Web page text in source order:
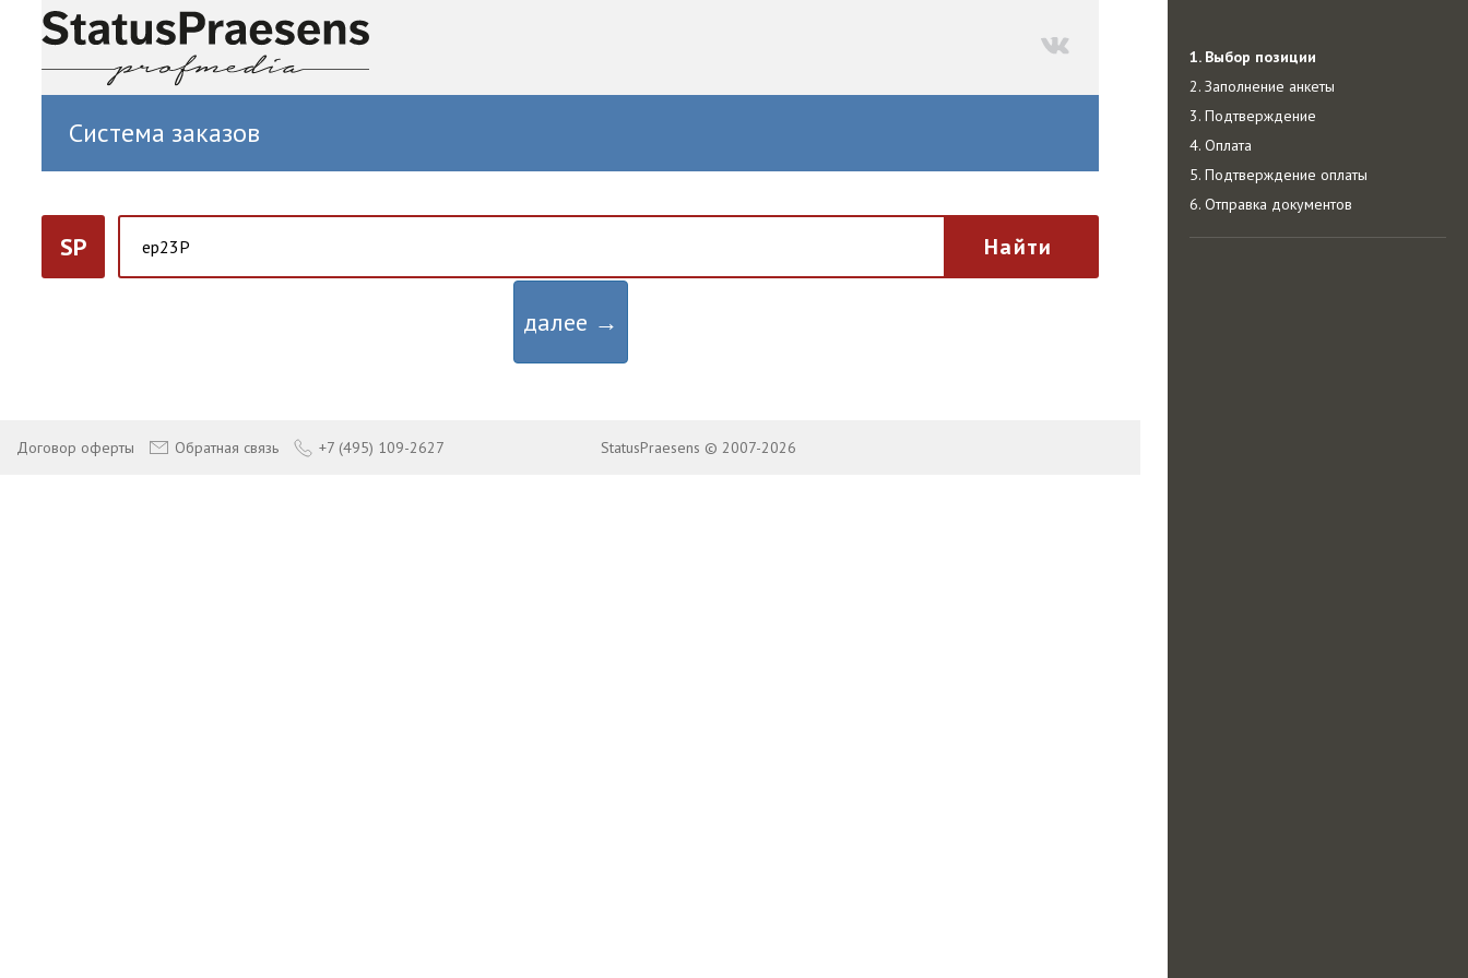
Система заказов
SP Найти
1. Выбор позиции
2. Заполнение анкеты
3. Подтверждение
4. Оплата
5. Подтверждение оплаты
6. Отправка документов
далее →
Договор оферты Обратная связь +7 (495) 109-2627 StatusPraesens © 2007-2026